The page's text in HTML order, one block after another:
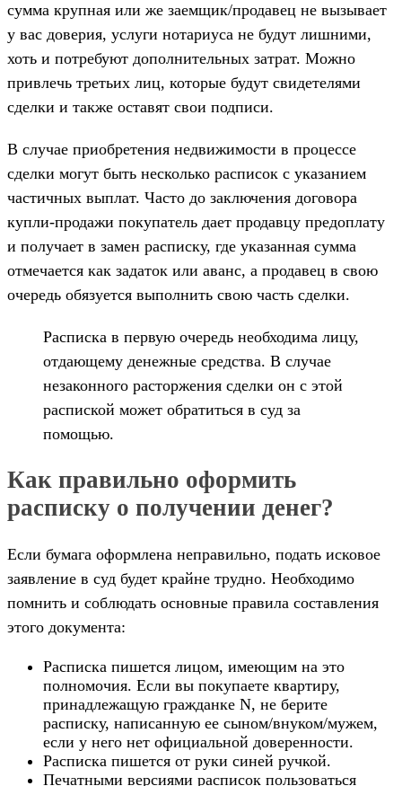
сумма крупная или же заемщик/продавец не вызывает
у вас доверия, услуги нотариуса не будут лишними,
хоть и потребуют дополнительных затрат. Можно
привлечь третьих лиц, которые будут свидетелями
сделки и также оставят свои подписи.
В случае приобретения недвижимости в процессе
сделки могут быть несколько расписок с указанием
частичных выплат. Часто до заключения договора
купли-продажи покупатель дает продавцу предоплату
и получает в замен расписку, где указанная сумма
отмечается как задаток или аванс, а продавец в свою
очередь обязуется выполнить свою часть сделки.
Расписка в первую очередь необходима лицу,
отдающему денежные средства. В случае
незаконного расторжения сделки он с этой
распиской может обратиться в суд за
помощью.
Как правильно оформить
расписку о получении денег?
Если бумага оформлена неправильно, подать исковое
заявление в суд будет крайне трудно. Необходимо
помнить и соблюдать основные правила составления
этого документа:
Расписка пишется лицом, имеющим на это
полномочия. Если вы покупаете квартиру,
принадлежащую гражданке N, не берите
расписку, написанную ее сыном/внуком/мужем,
если у него нет официальной доверенности.
Расписка пишется от руки синей ручкой.
Печатными версиями расписок пользоваться